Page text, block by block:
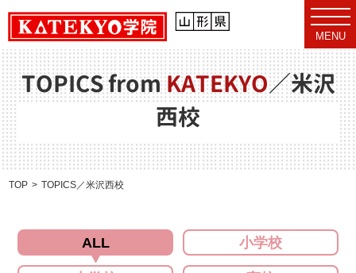
t
o
g
g
l
e
n
a
a
t
i
MENU
TOPICS fromKATEKYO／米沢
西校
TOP TOPICS／米沢西校
ALL 小学校